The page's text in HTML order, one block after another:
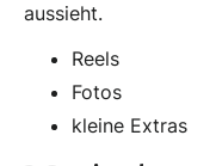
aussieht.
Reels
Fotos
kleine Extras